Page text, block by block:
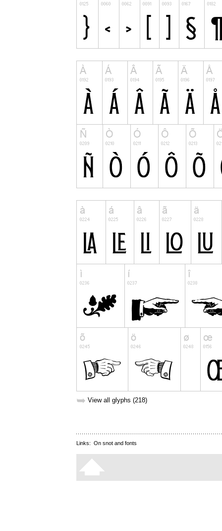
➥ View all glyphs (218)
Links: On snot and fonts